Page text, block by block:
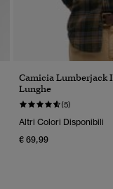
Camicia Lumberjack
Lunghe
(5)
Altri Colori Disponibili
€ 69,99